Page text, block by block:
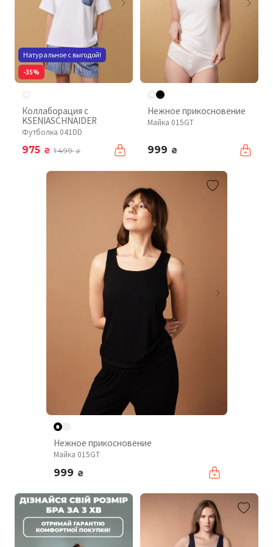
Натуральное с выгодой!
-35%
Коллаборация с
KSENIASCHNAIDER
Футболка 041DD
975 ₴ 1 499₴
Нежное прикосновение
Майка 015GT
999 ₴
Нежное прикосновение
Майка 015GT
999 ₴